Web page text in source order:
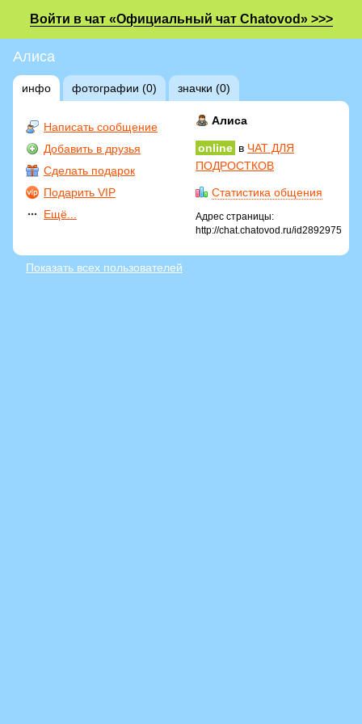
Войти в чат «Официальный чат Chatovod» >>>
Алиса
инфо фотографии (0) значки (0)
Написать сообщение
Добавить в друзья
Сделать подарок
Подарить VIP
Ещё...
Алиса
online в ЧАТ ДЛЯ
ПОДРОСТКОВ
Статистика общения
Адрес страницы:
http://chat.chatovod.ru/id2892975
Показать всех пользователей